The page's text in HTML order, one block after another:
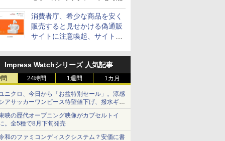
消費者庁、希少な商品を安く
販売すると見せかける偽通販
サイトに注意喚起、サイト名
Impress Watchシリーズ 人気記事
24時間 1週間 1カ月
ニクロ、今日から「お盆特別セール」。涼感
アサッカーワンピース待望値下げ、撥水ギア
ョーツは1990円に
映の歴代オープニング映像がカプセルトイ
。全5種で8月下旬発売
和のファミコンディスクシステム？安価に書